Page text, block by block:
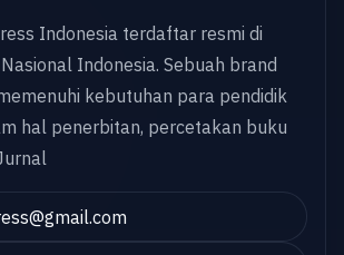
Indonesia terdaftar resmi di
Indonesia. Sebuah brand
kebutuhan para pendidik
hal penerbitan, percetakan buku